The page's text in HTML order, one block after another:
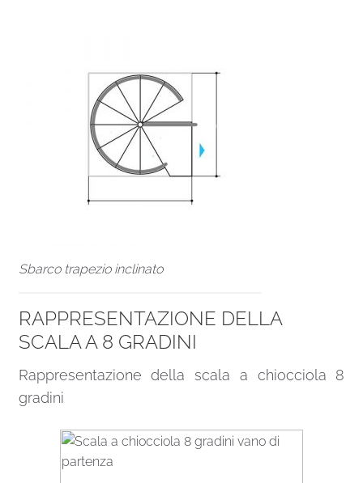
Sbarco trapezio inclinato
RAPPRESENTAZIONE DELLA
SCALA A 8 GRADINI
Rappresentazione della scala a chiocciola 8
gradini